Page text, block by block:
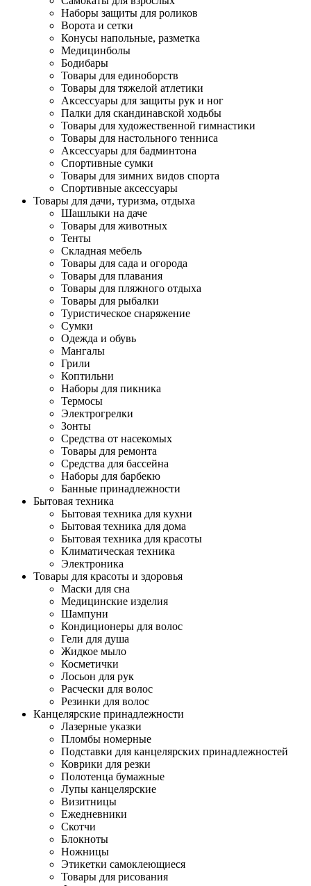
Наборы защиты для роликов
Ворота и сетки
Конусы напольные, разметка
Медицинболы
Бодибары
Товары для единоборств
Товары для тяжелой атлетики
Аксессуары для защиты рук и ног
Палки для скандинавской ходьбы
Товары для художественной гимнастики
Товары для настольного тенниса
Аксессуары для бадминтона
Спортивные сумки
Товары для зимних видов спорта
Спортивные аксессуары
Товары для дачи, туризма, отдыха
Шашлыки на даче
Товары для животных
Тенты
Складная мебель
Товары для сада и огорода
Товары для плавания
Товары для пляжного отдыха
Товары для рыбалки
Туристическое снаряжение
Сумки
Одежда и обувь
Мангалы
Грили
Коптильни
Наборы для пикника
Термосы
Электрогрелки
Зонты
Средства от насекомых
Товары для ремонта
Средства для бассейна
Наборы для барбекю
Банные принадлежности
Бытовая техника
Бытовая техника для кухни
Бытовая техника для дома
Бытовая техника для красоты
Климатическая техника
Электроника
Товары для красоты и здоровья
Маски для сна
Медицинские изделия
Шампуни
Кондиционеры для волос
Гели для душа
Жидкое мыло
Косметички
Лосьон для рук
Расчески для волос
Резинки для волос
Канцелярские принадлежности
Лазерные указки
Пломбы номерные
Подставки для канцелярских принадлежностей
Коврики для резки
Полотенца бумажные
Лупы канцелярские
Визитницы
Ежедневники
Скотчи
Блокноты
Ножницы
Этикетки самоклеющиеся
Товары для рисования